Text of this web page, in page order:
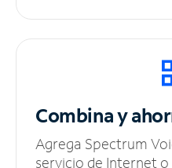
Combina y
Agrega Spectrum
servicio de Internet